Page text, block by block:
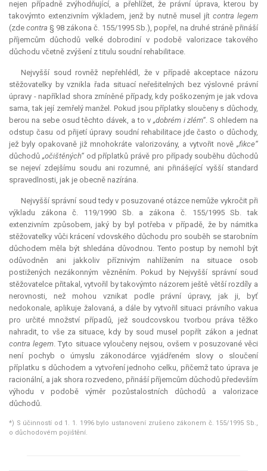
nejen případně zvýhodňující, a přehlížet, že právní úprava, kterou by
takovýmto extenzivním výkladem, jenž by nutně musel jít contra legem
(zdecontra § 98 zákona č. 155/1995 Sb.), popřel, na druhé stráně přináší
příjemcům důchodů velké dobrodiní v podobě valorizace takového
důchodu včetně zvýšení z titulu soudní rehabilitace.
Nejvyšší soud rovněž nepřehlédl, že v případě akceptace názoru
stěžovatelky by vznikla řada situací neřešitelných bez výslovné právní
úpravy - například shora zmíněné případy, kdy poškozeným je jak vdova
sama, tak její zemřelý manžel. Pokud jsou příplatky sloučeny s důchody,
berou na sebe osud těchto dávek, a to v „dobrém i zlém“. S ohledem na
odstup času od přijetí úpravy soudní rehabilitace jde často o důchody,
jež byly opakovaně již mnohokráte valorizovány, a vytvořit nově „fikce“
důchodů „očištěných“ od příplatků právě pro případy souběhu důchodů
se nejeví zdejšímu soudu ani rozumné, ani přinášející vyšší standard
spravedlnosti, jak je obecně nazírána.
Nejvyšší správní soud tedy v posuzované otázce nemůže vykročit při
výkladu zákona č. 119/1990 Sb. a zákona č. 155/1995 Sb. tak
extenzivním způsobem, jaký by byl potřeba v případě, že by námitka
stěžovatelky vůči krácení vdovského důchodu pro souběh se starobním
důchodem měla být shledána důvodnou. Tento postup by nemohl být
odůvodněn ani jakkoliv příznivým nahlížením na situace osob
postižených nezákonným vězněním. Pokud by Nejvyšší správní soud
stěžovatelce přitakal, vytvořil by takovýmto názorem ještě větší rozdíly a
nerovnosti, než mohou vznikat podle právní úpravy, jak ji, byť
nedokonale, aplikuje žalovaná, a dále by vytvořil situaci právního vakua
pro určité množství případů, jež soudcovskou tvorbou práva těžko
nahradit, to vše za situace, kdy by soud musel popřít zákon a jednat
contra legem. Tyto situace vyloučeny nejsou, ovšem v posuzované věci
není pochyb o úmyslu zákonodárce vyjádřeném slovy o sloučení
příplatku s důchodem a vytvoření jednoho celku, přičemž tato úprava je
racionální, a jak shora rozvedeno, přináší příjemcům důchodů především
výhodu v podobě výměr pozůstalostních důchodů a valorizace
důchodů.
*) S účinností od 1. 1. 1996 bylo ustanovení zrušeno zákonem č. 155/1995 Sb.,
o důchodovém pojištění.